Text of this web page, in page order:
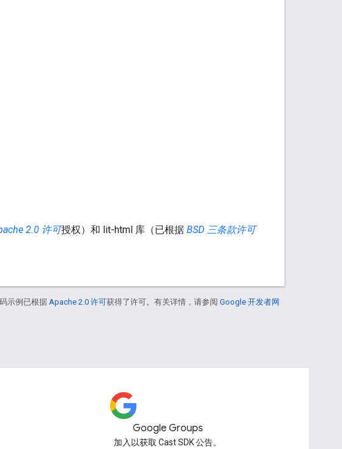
2.0 许可授权）和 lit-html 库（已根据 BSD 三条款许可
示例已根据 Apache 2.0 许可获得了许可。有关详情，请参阅 Google 开发者网
Google Groups
加入以获取 Cast SDK 公告。